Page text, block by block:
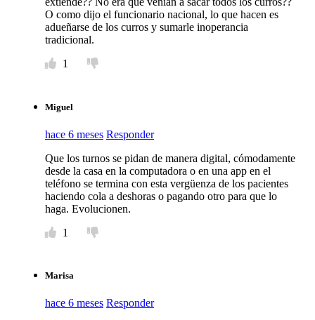
O como dijo el funcionario nacional, lo que hacen es
adueñarse de los curros y sumarle inoperancia
tradicional.
1
Miguel
hace 6 meses Responder
Que los turnos se pidan de manera digital, cómodamente
desde la casa en la computadora o en una app en el
teléfono se termina con esta vergüenza de los pacientes
haciendo cola a deshoras o pagando otro para que lo
haga. Evolucionen.
1
Marisa
hace 6 meses Responder